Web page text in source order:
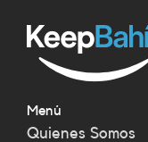
Menú
Quienes Somos